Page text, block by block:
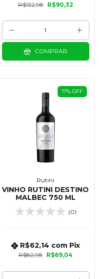
R$132,98 R$90,32
COMPRAR
17% OFF
Rutini
VINHO RUTINI DESTINO
MALBEC 750 ML
(0)
R$82,98 R$69,04
R$62,14 com Pix